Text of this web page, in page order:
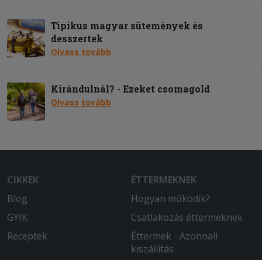
Tipikus magyar sütemények és
desszertek
Olvass tovább
Kirándulnál? - Ezeket csomagold
Olvass tovább
CIKKEK
Blog
GYIK
Receptek
ÉTTERMEKNEK
Hogyan működik?
Csatlakozás éttermeknek
Éttermek - Azonnali
kiszállítás